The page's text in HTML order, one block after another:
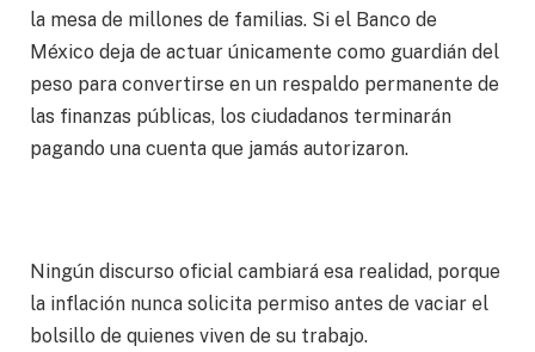
la mesa de millones de familias. Si el Banco de
México deja de actuar únicamente como guardián del
peso para convertirse en un respaldo permanente de
las finanzas públicas, los ciudadanos terminarán
pagando una cuenta que jamás autorizaron.
Ningún discurso oficial cambiará esa realidad, porque
la inflación nunca solicita permiso antes de vaciar el
bolsillo de quienes viven de su trabajo.